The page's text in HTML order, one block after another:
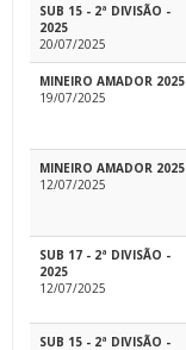
SUB 15 - 2ª DIVISÃO -
2025
20/07/2025
MINEIRO AMADOR 2025
19/07/2025
MINEIRO AMADOR 2025
12/07/2025
SUB 17 - 2ª DIVISÃO -
2025
12/07/2025
SUB 15 - 2ª DIVISÃO -